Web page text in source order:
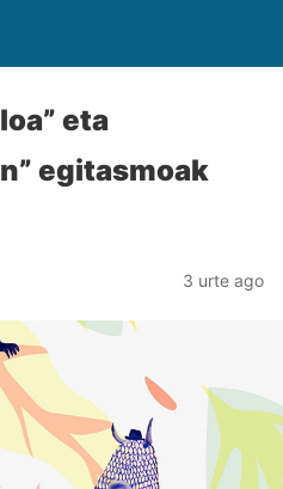
eta
egitasmoak
3 urte ago